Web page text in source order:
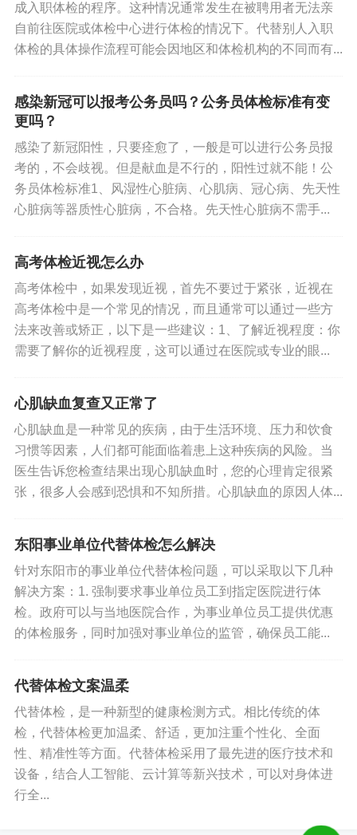
成入职体检的程序。这种情况通常发生在被聘用者无法亲
自前往医院或体检中心进行体检的情况下。代替别人入职
体检的具体操作流程可能会因地区和体检机构的不同而有...
感染新冠可以报考公务员吗？公务员体检标准有变
更吗？
感染了新冠阳性，只要痊愈了，一般是可以进行公务员报
考的，不会歧视。但是献血是不行的，阳性过就不能！公
务员体检标准1、风湿性心脏病、心肌病、冠心病、先天性
心脏病等器质性心脏病，不合格。先天性心脏病不需手...
高考体检近视怎么办
高考体检中，如果发现近视，首先不要过于紧张，近视在
高考体检中是一个常见的情况，而且通常可以通过一些方
法来改善或矫正，以下是一些建议：1、了解近视程度：你
需要了解你的近视程度，这可以通过在医院或专业的眼...
心肌缺血复查又正常了
心肌缺血是一种常见的疾病，由于生活环境、压力和饮食
习惯等因素，人们都可能面临着患上这种疾病的风险。当
医生告诉您检查结果出现心肌缺血时，您的心理肯定很紧
张，很多人会感到恐惧和不知所措。心肌缺血的原因人体...
东阳事业单位代替体检怎么解决
针对东阳市的事业单位代替体检问题，可以采取以下几种
解决方案：1. 强制要求事业单位员工到指定医院进行体
检。政府可以与当地医院合作，为事业单位员工提供优惠
的体检服务，同时加强对事业单位的监管，确保员工能...
代替体检文案温柔
代替体检，是一种新型的健康检测方式。相比传统的体
检，代替体检更加温柔、舒适，更加注重个性化、全面
性、精准性等方面。代替体检采用了最先进的医疗技术和
设备，结合人工智能、云计算等新兴技术，可以对身体进
行全...